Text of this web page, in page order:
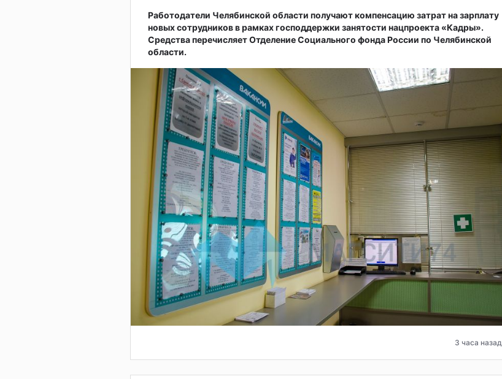
Работодатели Челябинской области получают компенсацию затрат на зарплату
новых сотрудников в рамках господдержки занятости нацпроекта «Кадры».
Средства перечисляет Отделение Социального фонда России по Челябинской
области.
3 часа назад